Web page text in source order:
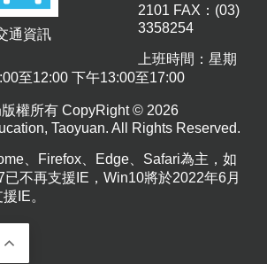
通資訊
2101 FAX：(03)
3358254
上班時間：星期
至12:00 下午13:00至17:00
權所有 CopyRight © 2026
Taoyuan. All Rights Reserved.
、Firefox、Edge、Safari為主，如
不再支援IE，Win10將於2022年6月
IE。